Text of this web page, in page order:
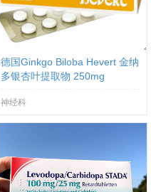
德国Ginkgo Biloba Hevert 金纳
多银杏叶提取物 250mg
神经科